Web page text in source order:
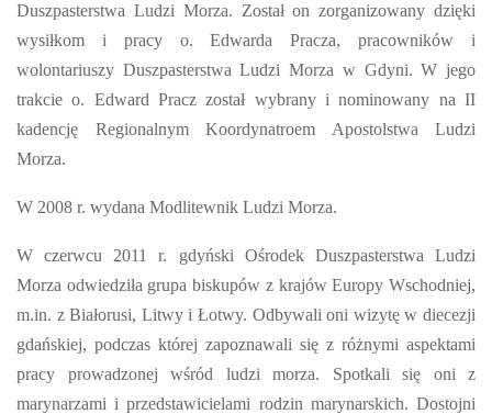
Duszpasterstwa Ludzi Morza. Został on zorganizowany dzięki
wysiłkom i pracy o. Edwarda Pracza, pracowników i
wolontariuszy Duszpasterstwa Ludzi Morza w Gdyni. W jego
trakcie o. Edward Pracz został wybrany i nominowany na II
kadencję Regionalnym Koordynatroem Apostolstwa Ludzi
Morza.
W 2008 r. wydana Modlitewnik Ludzi Morza.
W czerwcu 2011 r. gdyński Ośrodek Duszpasterstwa Ludzi
Morza odwiedziła grupa biskupów z krajów Europy Wschodniej,
m.in. z Białorusi, Litwy i Łotwy. Odbywali oni wizytę w diecezji
gdańskiej, podczas której zapoznawali się z różnymi aspektami
pracy prowadzonej wśród ludzi morza. Spotkali się oni z
marynarzami i przedstawicielami rodzin marynarskich. Dostojni